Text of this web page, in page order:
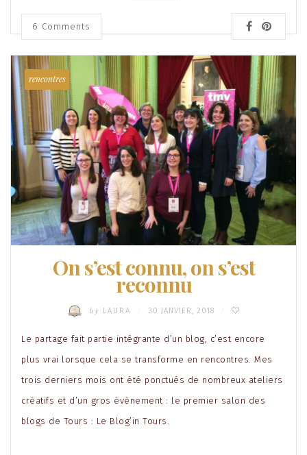
6 Comments
rencontres
On s’est connu, on s’est
reconnu
by LAURA 30 JANVIER, 2018
Le partage fait partie intégrante d’un blog, c’est encore
plus vrai lorsque cela se transforme en rencontres. Mes
trois derniers mois ont été ponctués de nombreux ateliers
créatifs et d’un gros évènement : le premier salon des
blogs de Tours : Le Blog’in Tours.